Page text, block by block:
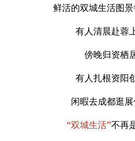
鲜活的双城生活图
有人清晨赴蓉
傍晚归资栖
有人扎根资阳
闲暇去成都逛
“双城生活”不再